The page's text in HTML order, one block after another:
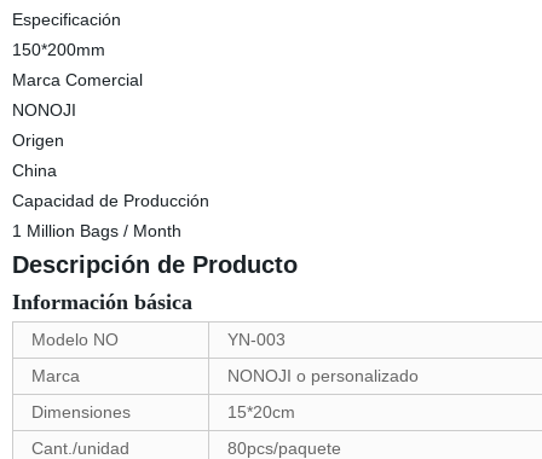
Especificación
150*200mm
Marca Comercial
NONOJI
Origen
China
Capacidad de Producción
1 Million Bags / Month
Descripción de Producto
Información básica
Modelo NO
YN-003
Marca
NONOJI o personalizado
Dimensiones
15*20cm
Cant./unidad
80pcs/paquete